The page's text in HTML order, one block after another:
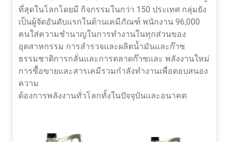
ที่สุดในโลกโดยมี กิจกรรมในกว่า 150 ประเทศ กลุ่มยัง
เป็นผู้จัดอันดับแรกในด้านเคมีภัณฑ์ พนักงาน 96,000
คนใส่ความชำนาญในการทำงานในทุกส่วนของ
อุตสาหกรรม การสำรวจและผลิตน้ำมันและก๊าซ
ธรรมชาติการกลั่นและการตลาดก๊าซและ พลังงานใหม่
การซื้อขายและสารเคมีรวมกำลังทำงานเพื่อตอบสนอง
ความ
ต้องการพลังงานทั่วโลกทั้งในปัจจุบันและอนาคต